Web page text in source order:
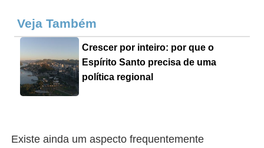
Veja Também
Crescer por inteiro: por que o
Espírito Santo precisa de uma
política regional
Existe ainda um aspecto frequentemente